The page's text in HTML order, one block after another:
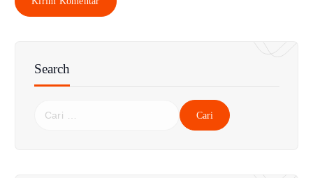
Search